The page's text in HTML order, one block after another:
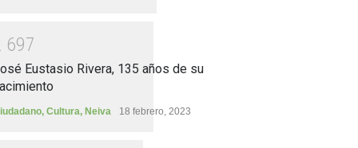
697
Eustasio Rivera, 135 años de su
, Cultura, Neiva 18 febrero, 2023